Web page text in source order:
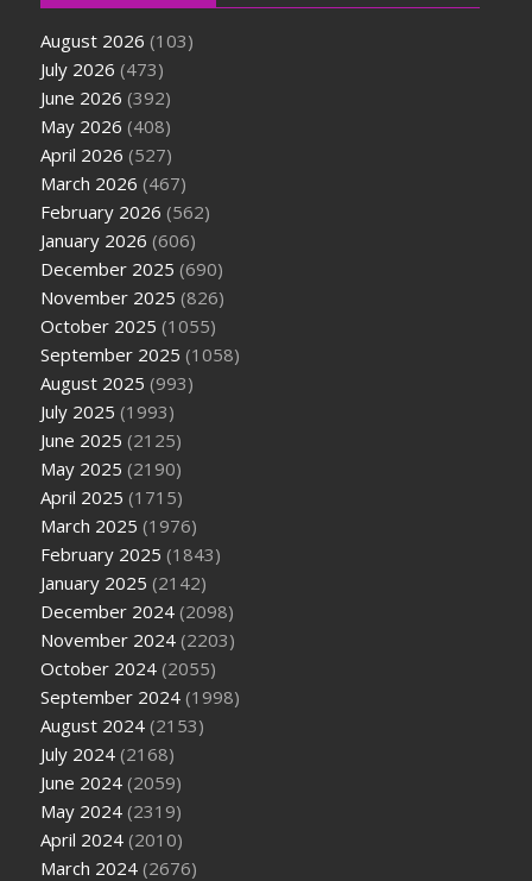
August 2026 (103)
July 2026 (473)
June 2026 (392)
May 2026 (408)
April 2026 (527)
March 2026 (467)
February 2026 (562)
January 2026 (606)
December 2025 (690)
November 2025 (826)
October 2025 (1055)
September 2025 (1058)
August 2025 (993)
July 2025 (1993)
June 2025 (2125)
May 2025 (2190)
April 2025 (1715)
March 2025 (1976)
February 2025 (1843)
January 2025 (2142)
December 2024 (2098)
November 2024 (2203)
October 2024 (2055)
September 2024 (1998)
August 2024 (2153)
July 2024 (2168)
June 2024 (2059)
May 2024 (2319)
April 2024 (2010)
March 2024 (2676)